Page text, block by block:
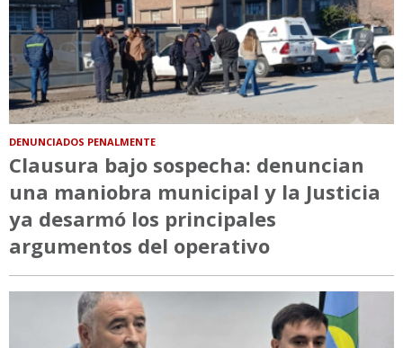
DENUNCIADOS PENALMENTE
Clausura bajo sospecha: denuncian
una maniobra municipal y la Justicia
ya desarmó los principales
argumentos del operativo